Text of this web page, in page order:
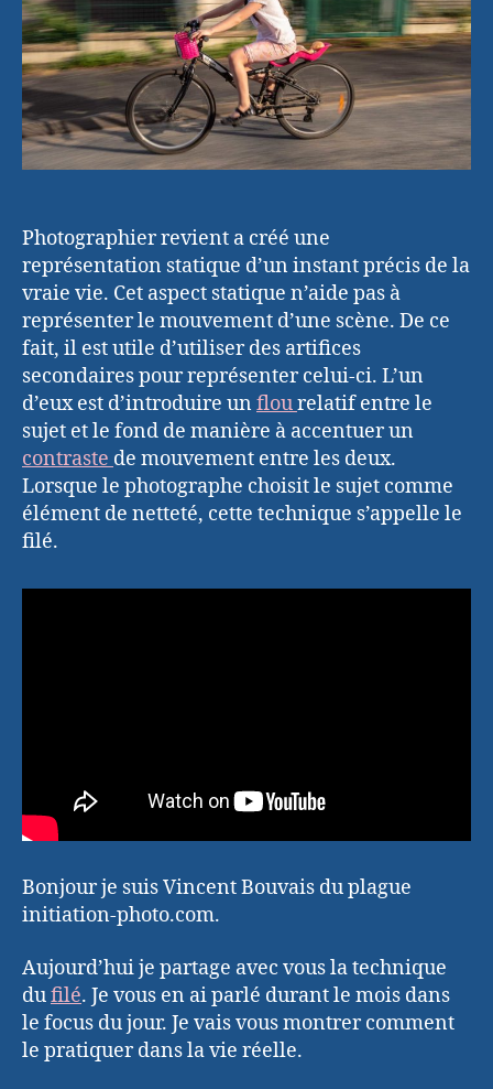
Photographier revient a créé une
représentation statique d’un instant précis de la
vraie vie. Cet aspect statique n’aide pas à
représenter le mouvement d’une scène. De ce
fait, il est utile d’utiliser des artifices
secondaires pour représenter celui-ci. L’un
d’eux est d’introduire un flourelatif entre le
sujet et le fond de manière à accentuer un
contraste de mouvement entre les deux.
Lorsque le photographe choisit le sujet comme
élément de netteté, cette technique s’appelle le
filé.
Bonjour je suis Vincent Bouvais du plague
initiation-photo.com.
Aujourd’hui je partage avec vous la technique
dufilé. Je vous en ai parlé durant le mois dans
le focus du jour. Je vais vous montrer comment
le pratiquer dans la vie réelle.